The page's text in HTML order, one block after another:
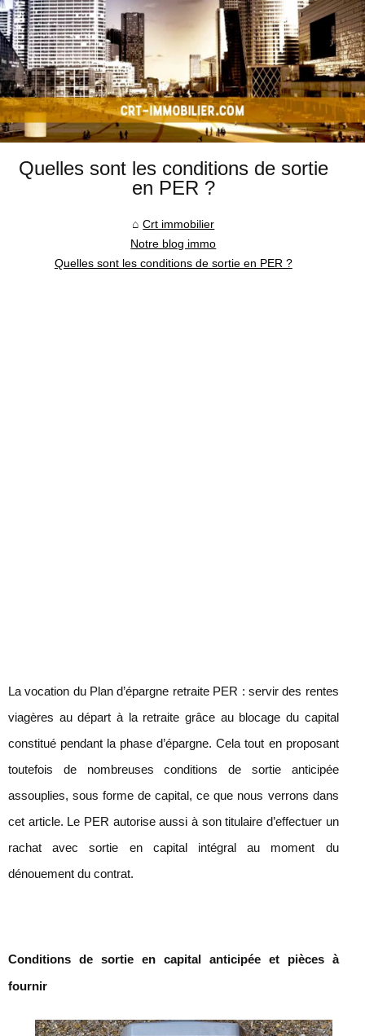
Quelles sont les conditions de sortie
en PER ?
Crt immobilier
Notre blog immo
Quelles sont les conditions de sortie en PER ?
La vocation du Plan d’épargne retraite PER : servir des rentes
viagères au départ à la retraite grâce au blocage du capital
constitué pendant la phase d’épargne. Cela tout en proposant
toutefois de nombreuses conditions de sortie anticipée
assouplies, sous forme de capital, ce que nous verrons dans
cet article. Le PER autorise aussi à son titulaire d’effectuer un
rachat avec sortie en capital intégral au moment du
dénouement du contrat.
Conditions de sortie en capital anticipée et pièces à
fournir